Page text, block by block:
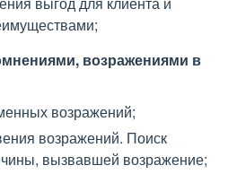
возражениями в
возражений;
возражений. Поиск
вызвавшей возражение;